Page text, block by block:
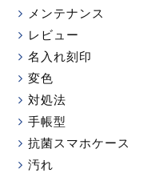
メンテナンス
レビュー
名入れ刻印
変色
対処法
手帳型
抗菌スマホケース
汚れ